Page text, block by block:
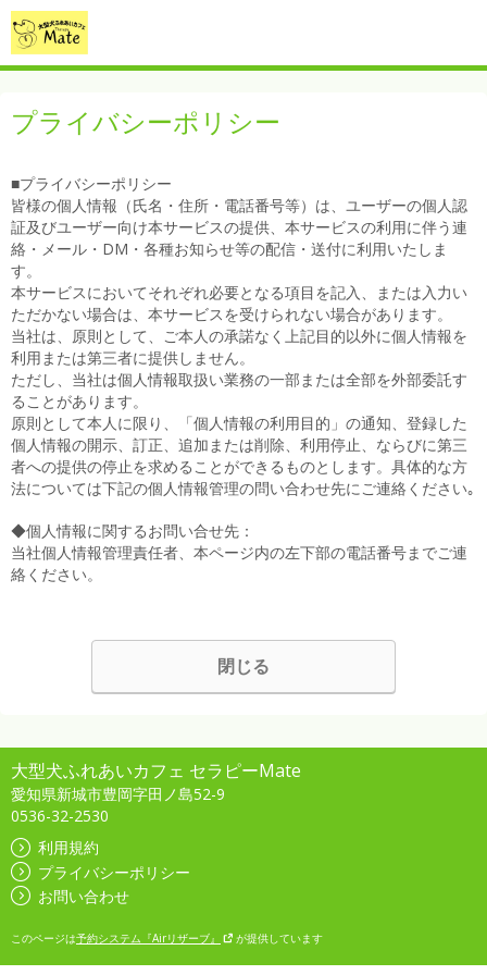
プライバシーポリシー
■プライバシーポリシー
皆様の個人情報（氏名・住所・電話番号等）は、ユーザーの個人認
証及びユーザー向け本サービスの提供、本サービスの利用に伴う連
絡・メール・DM・各種お知らせ等の配信・送付に利用いたしま
す。
本サービスにおいてそれぞれ必要となる項目を記入、または入力い
ただかない場合は、本サービスを受けられない場合があります。
当社は、原則として、ご本人の承諾なく上記目的以外に個人情報を
利用または第三者に提供しません。
ただし、当社は個人情報取扱い業務の一部または全部を外部委託す
ることがあります。
原則として本人に限り、「個人情報の利用目的」の通知、登録した
個人情報の開示、訂正、追加または削除、利用停止、ならびに第三
者への提供の停止を求めることができるものとします。具体的な方
法については下記の個人情報管理の問い合わせ先にご連絡ください｡
◆個人情報に関するお問い合せ先：
当社個人情報管理責任者、本ページ内の左下部の電話番号までご連
絡ください。
閉じる
大型犬ふれあいカフェ セラピーMate
愛知県新城市豊岡字田ノ島52-9
0536-32-2530
利用規約
プライバシーポリシー
お問い合わせ
このページは予約システム『Airリザーブ』 が提供しています